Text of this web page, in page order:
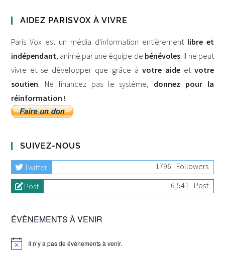
AIDEZ PARISVOX À VIVRE
Paris Vox est un média d'information entièrement libre et
indépendant, animé par une équipe de bénévoles. Il ne peut
vivre et se développer que grâce à votre aideet votre
soutien. Ne financez pas le système, donnez pour la
réinformation !
SUIVEZ-NOUS
Twitter 1796 Followers
Post
6,541 Post
ÉVÈNEMENTS À VENIR
Il n’y a pas de évènements à venir.